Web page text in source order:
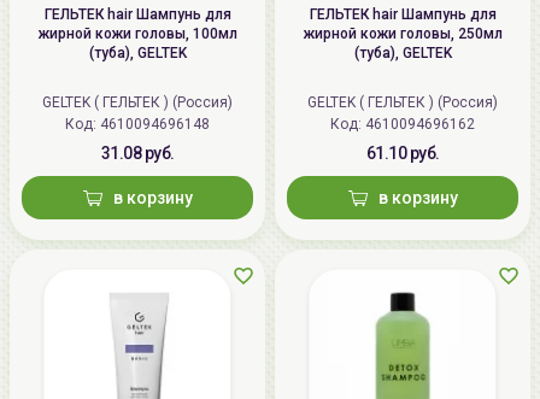
ГЕЛЬТЕК hair Шампунь для
жирной кожи головы, 100мл
(туба), GELTEK
GELTEK ( ГЕЛЬТЕК ) (Россия)
Код: 4610094696148
31.08 руб.
в корзину
ГЕЛЬТЕК hair Шампунь для
жирной кожи головы, 250мл
(туба), GELTEK
GELTEK ( ГЕЛЬТЕК ) (Россия)
Код: 4610094696162
61.10 руб.
в корзину